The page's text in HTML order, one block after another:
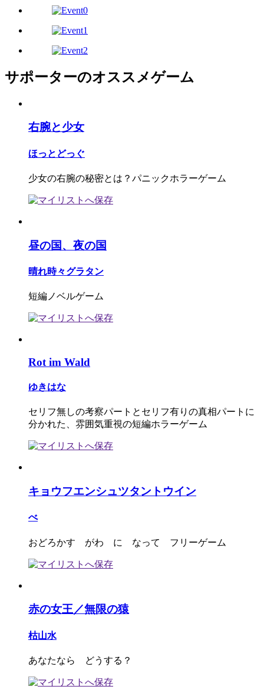
サポーターのオススメゲーム
右腕と少女
ほっとどっぐ
少女の右腕の秘密とは？パニックホラーゲーム
昼の国、夜の国
晴れ時々グラタン
短編ノベルゲーム
Rot im Wald
ゆきはな
セリフ無しの考察パートとセリフ有りの真相パートに
分かれた、雰囲気重視の短編ホラーゲーム
キョウフエンシュツタントウイン
べ
おどろかす がわ に なって フリーゲーム
赤の女王／無限の猿
枯山水
あなたなら どうする？